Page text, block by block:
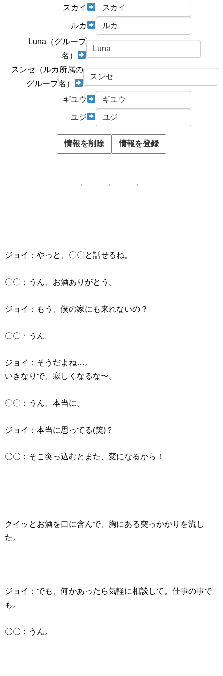
スカイ
ルカ
Luna（グループ
名）
スンセ（ルカ所属の
グループ名）
ギユウ
ユジ
ジョイ：やっと、〇〇と話せるね。
〇〇：うん、お酒ありがとう。
ジョイ：もう、僕の家にも来れないの？
〇〇：うん。
ジョイ：そうだよね…。
いきなりで、寂しくなるな〜。
〇〇：うん、本当に。
ジョイ：本当に思ってる(笑)？
〇〇：そこ突っ込むとまた、変になるから！
クイッとお酒を口に含んで、胸にある突っかかりを流し
た。
ジョイ：でも、何かあったら気軽に相談して。仕事の事で
も。
〇〇：うん。